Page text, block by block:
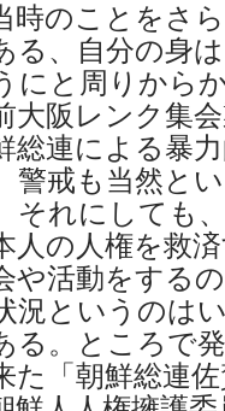
時のことをさ
る、自分の身
にと周りから
大阪レンク集
総連による暴
警戒も当然と
それにしても
人の人権を救
や活動をする
況というのは
る。ところで
た「朝鮮総連